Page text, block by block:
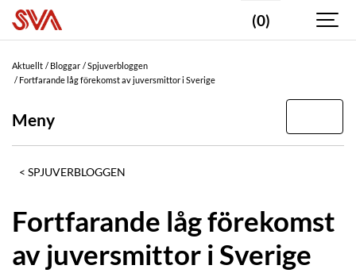
(0)
Aktuellt Bloggar
Spjuverbloggen
Fortfarande låg förekomst av juversmittor i Sverige
Meny
SPJUVERBLOGGEN
Fortfarande låg förekomst
av juversmittor i Sverige